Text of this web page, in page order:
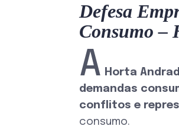
Defesa
Consumo –
A Horta
demandas
conflitos e
consumo.